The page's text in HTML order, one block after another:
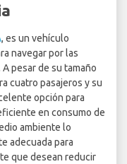
, es un vehículo
navegar por las
pesar de su tamaño
cuatro pasajeros y su
opción para
en consumo de
ambiente lo
adecuada para
que desean reducir